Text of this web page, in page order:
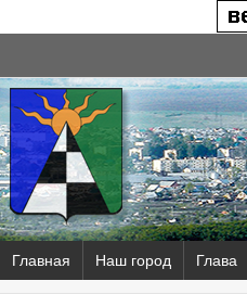
Главная Наш город Глава